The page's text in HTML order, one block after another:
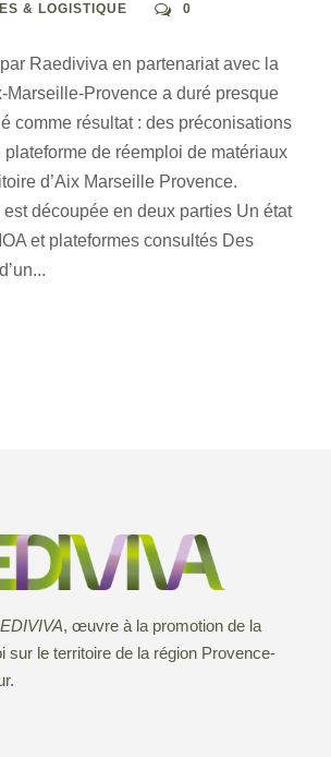
& LOGISTIQUE
0
par Raediviva en partenariat avec la
Marseille-Provence a duré presque
comme résultat : des préconisations
plateforme de réemploi de matériaux
d’Aix Marseille Provence.
est découpée en deux parties Un état
et plateformes consultés Des
, œuvre à la promotion de la
sur le territoire de la région Provence-
Côte d’Azur.